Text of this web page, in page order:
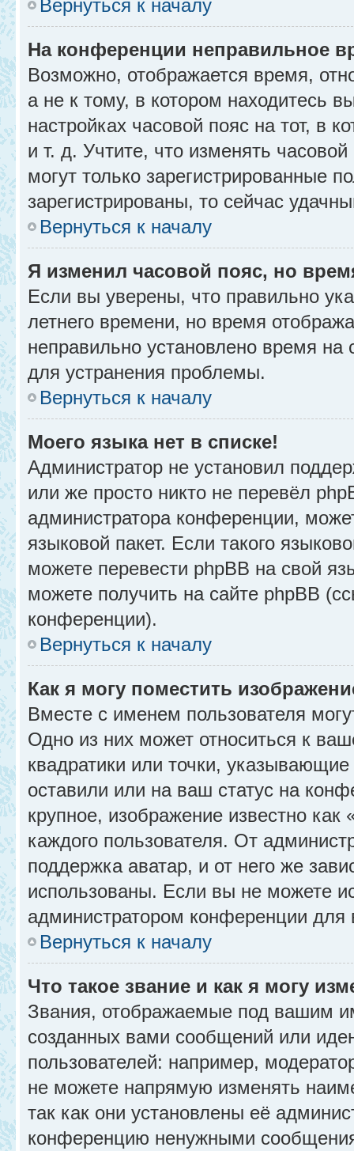
Вернуться к началу
На конференции неправильное
Возможно, отображается время,
а не к тому, в котором находитесь
настройках часовой пояс на тот, в
и т. д. Учтите, что изменять
могут только зарегистрированные
зарегистрированы, то сейчас
Вернуться к началу
Я изменил часовой пояс, но
Если вы уверены, что правильно
летнего времени, но время
неправильно установлено время
для устранения проблемы.
Вернуться к началу
Моего языка нет в списке!
Администратор не установил
или же просто никто не перевёл
администратора конференции,
языковой пакет. Если такого
можете перевести phpBB на свой
можете получить на сайте phpBB
конференции).
Вернуться к началу
Как я могу поместить
Вместе с именем пользователя
Одно из них может относиться к
квадратики или точки,
оставили или на ваш статус на
крупное, изображение известно
каждого пользователя. От
поддержка аватар, и от него же
использованы. Если вы не можете
администратором конференции для
Вернуться к началу
Что такое звание и как я могу
Звания, отображаемые под вашим
созданных вами сообщений или
пользователей: например,
не можете напрямую изменять
так как они установлены её
конференцию ненужными